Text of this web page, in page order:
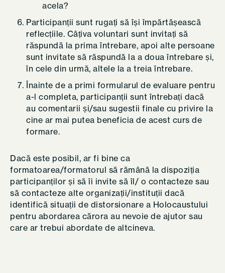
acela?
Participanții sunt rugați să își împărtășească
reflecțiile. Câțiva voluntari sunt invitați să
răspundă la prima întrebare, apoi alte persoane
sunt invitate să răspundă la a doua întrebare și,
în cele din urmă, altele la a treia întrebare.
Înainte de a primi formularul de evaluare pentru
a-l completa, participanții sunt întrebați dacă
au comentarii și/sau sugestii finale cu privire la
cine ar mai putea beneficia de acest curs de
formare.
Dacă este posibil, ar fi bine ca
formatoarea/formatorul să rămână la dispoziția
participanților și să îi invite să îl/ o contacteze sau
să contacteze alte organizații/instituții dacă
identifică situații de distorsionare a Holocaustului
pentru abordarea cărora au nevoie de ajutor sau
care ar trebui abordate de altcineva.